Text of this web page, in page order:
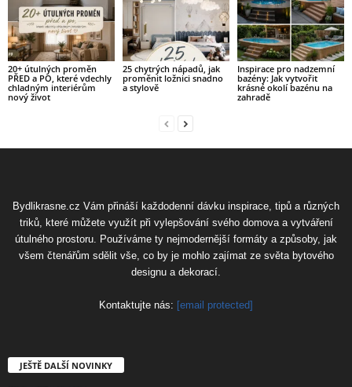
20+ útulných proměn
PŘED a PO, které vdechly
chladným interiérům
nový život
25 chytrých nápadů, jak
proměnit ložnici snadno
a stylově
Inspirace pro nadzemní
bazény: Jak vytvořit
krásné okolí bazénu na
zahradě
Bydlikrasne.cz Vám přináší každodenní dávku inspirace, tipů a různých
triků, které můžete využít při vylepšování svého domova a vytváření
útulného prostoru. Používáme ty nejmodernější formáty a způsoby, jak
všem čtenářům sdělit vše, co by je mohlo zajímat ze světa bytového
designu a dekorací.
Kontaktujte nás: [email protected]
JEŠTĚ DALŠÍ NOVINKY